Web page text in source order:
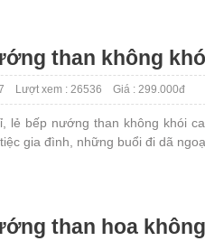
than không
Lượt xem : 26536 Giá : 299.000đ
lẻ bếp nướng than không khói
gia đình, những buổi đi dã
than hoa